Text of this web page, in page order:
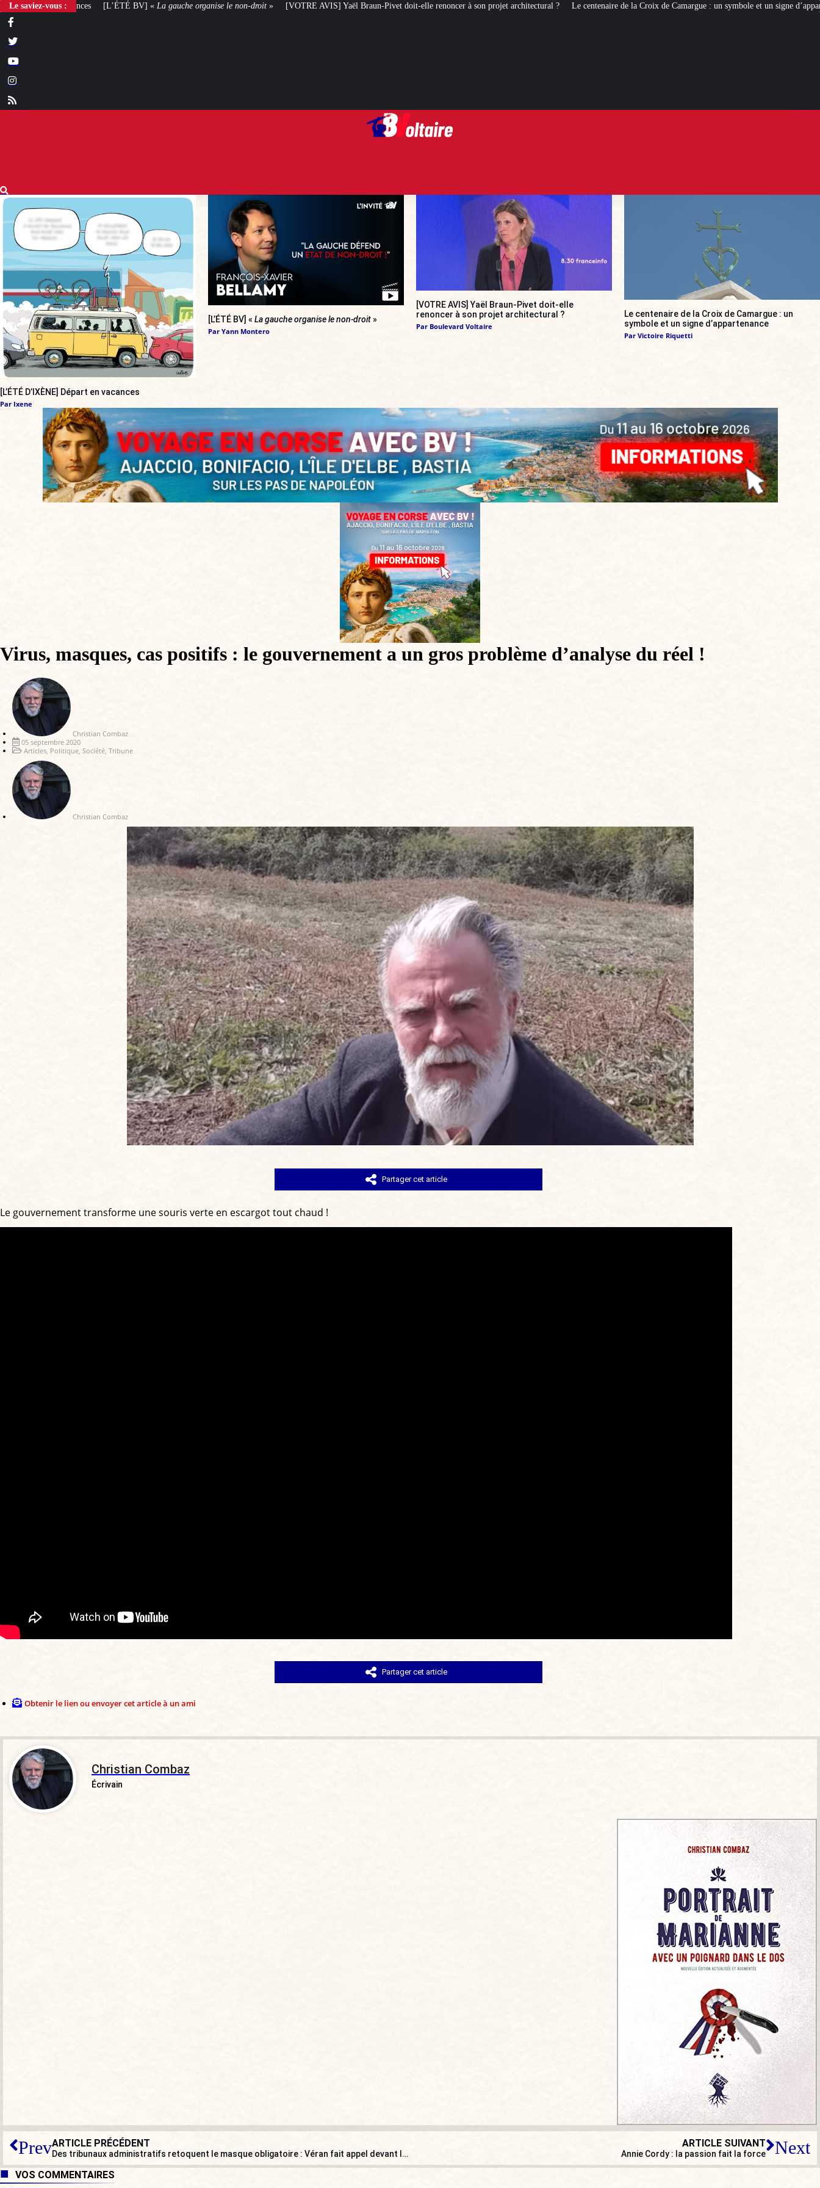
Le saviez-vous :
[L’ÉTÉ BV] «La gauche organise le non-droit» [VOTRE AVIS] Yaël Braun-Pivet doit-elle renoncer à son projet architectural ? Le centenaire de la Croix de Camargue : un symbole et un signe d’appartenance [ROMANS
[L’ÉTÉ D’IXÈNE] Départ en vacances
Par Ixene
[L’ÉTÉ BV] « La gauche organise le non-droit»
Par Yann Montero
[VOTRE AVIS] Yaël Braun-Pivet doit-elle
renoncer à son projet architectural ?
Par Boulevard Voltaire
Le centenaire de la Croix de Camargue : un
symbole et un signe d’appartenance
Par Victoire Riquetti
Virus, masques, cas positifs : le gouvernement a un gros problème d’analyse du réel !
Christian Combaz
05 septembre 2020
Articles Politique Société Tribune
Christian Combaz
Partager cet article
Le gouvernement transforme une souris verte en escargot tout chaud !
Partager cet article
Obtenir le lien ou envoyer cet article à un ami
Christian Combaz
Écrivain
PrevARTICLE PRÉCÉDENT
Des tribunaux administratifs retoquent le masque obligatoire : Véran fait appel devant le Conseil d’État !
ARTICLE SUIVANT
Annie Cordy : la passion fait la force Next
VOS COMMENTAIRES